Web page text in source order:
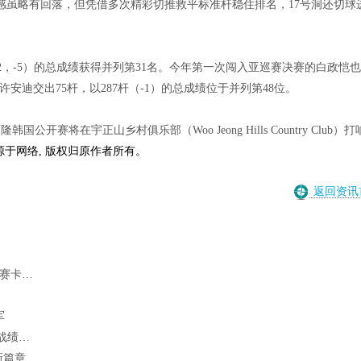
略有回落，但凭借多次精彩切推救平标准杆稳住排名，17号洞还切球
-5）的总成绩获得并列第31名。今年第一次闯入亚巡赛决赛的白政恺
迪交出75杆，以287杆（-1）的总成绩位于并列第48位。
国公开赛将在宇正山乡村俱乐部（Woo Jeong Hills Country Club）打
网络, 版权归原作者所有。
返回资讯
赛卡…
绩…
篇章